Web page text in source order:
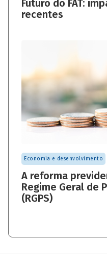
Futuro do FAT:
recentes
Economia e desenvolvimento
A reforma
Regime Geral de
(RGPS)